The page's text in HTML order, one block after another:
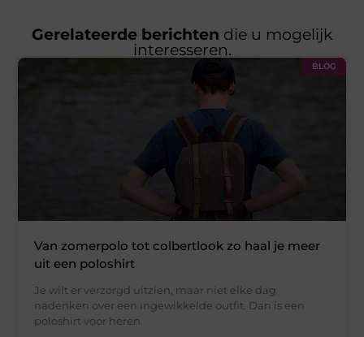
Gerelateerde berichten die u mogelijk
interesseren.
BLOG
Van zomerpolo tot colbertlook zo haal je meer
uit een poloshirt
Je wilt er verzorgd uitzien, maar niet elke dag
nadenken over een ingewikkelde outfit. Dan is een
poloshirt voor heren